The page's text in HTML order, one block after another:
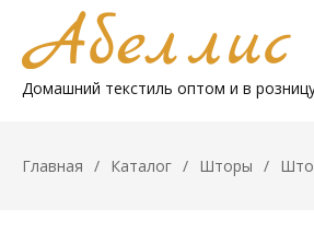
Домашний текстиль оптом и в
Главная Каталог Шторы